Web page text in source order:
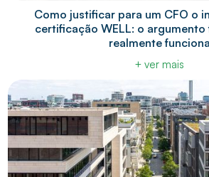
Como justificar para um CFO o
certificação WELL: o
realmente funciona
+ ver mais